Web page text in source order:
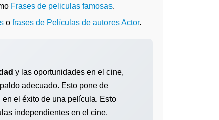
Frases de peliculas famosas.
o frases de Películas de autores Actor.
y las oportunidades en el cine,
adecuado. Esto pone de
el éxito de una película. Esto
independientes en el cine.